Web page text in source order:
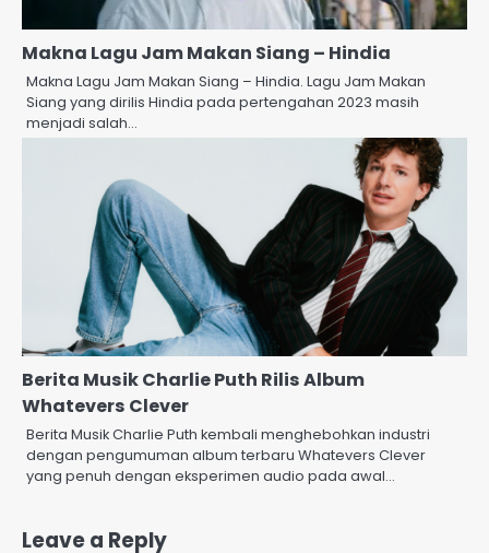
Makna Lagu Jam Makan Siang – Hindia
Makna Lagu Jam Makan Siang – Hindia. Lagu Jam Makan
Siang yang dirilis Hindia pada pertengahan 2023 masih
menjadi salah…
Berita Musik Charlie Puth Rilis Album
Whatevers Clever
Berita Musik Charlie Puth kembali menghebohkan industri
dengan pengumuman album terbaru Whatevers Clever
yang penuh dengan eksperimen audio pada awal…
Leave a Reply